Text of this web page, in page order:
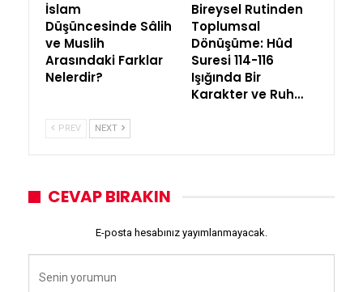
İslam
Düşüncesinde Sâlih
ve Muslih
Arasındaki Farklar
Nelerdir?
Bireysel Rutinden
Toplumsal
Dönüşüme: Hûd
Suresi 114-116
Işığında Bir
Karakter ve Ruh…
PREV NEXT
CEVAP BIRAKIN
E-posta hesabınız yayımlanmayacak.